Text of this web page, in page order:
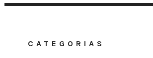
CATEGORIAS